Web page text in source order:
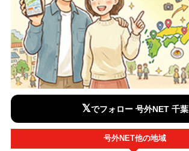
𝕏でフォロー 号外NET 千葉
号外NET他の地域